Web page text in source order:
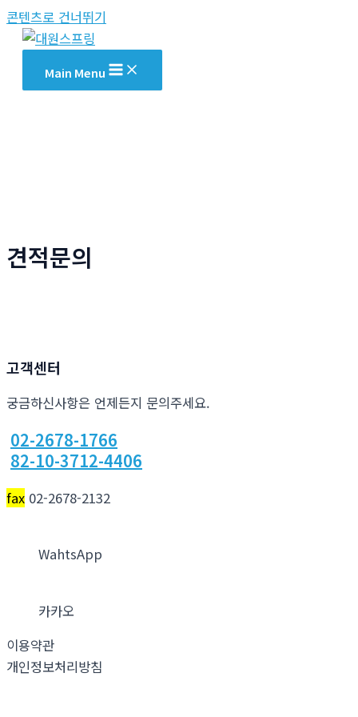
콘텐츠로 건너뛰기
Main Menu
견적문의
고객센터
궁금하신사항은 언제든지 문의주세요.
02-2678-1766
82-10-3712-4406
fax 02-2678-2132
WahtsApp
카카오
이용약관
개인정보처리방침